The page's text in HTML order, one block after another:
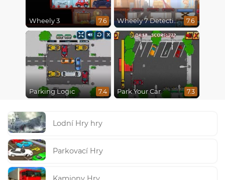
Wheely 3 7.6 Wheely 7 Detective 7.6
Parking Logic 7.4 Park Your Car 7.3
Lodní Hry hry
Parkovací Hry